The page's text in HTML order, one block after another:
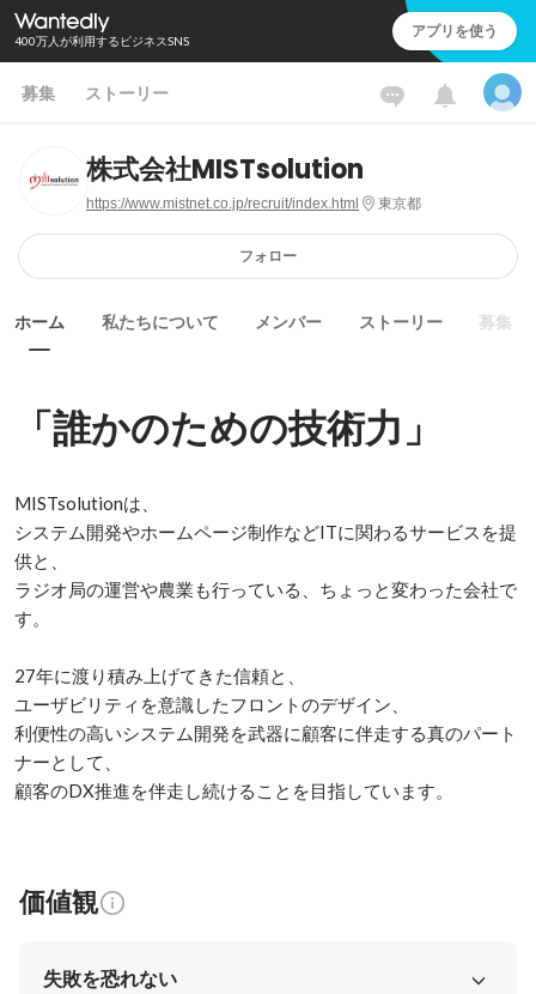
400万人が利用するビジネスSNS アプリを使う
募集 ストーリー
株式会社MISTsolution
https://www.mistnet.co.jp/recruit/index.html 東京都
フォロー
ホーム 私たちについて メンバー ストーリー 募集
「誰かのための技術力」
MISTsolutionは、
システム開発やホームページ制作などITに関わるサービスを提
供と、
ラジオ局の運営や農業も行っている、ちょっと変わった会社で
す。
27年に渡り積み上げてきた信頼と、
ユーザビリティを意識したフロントのデザイン、
利便性の高いシステム開発を武器に顧客に伴走する真のパート
ナーとして、
顧客のDX推進を伴走し続けることを目指しています。
価値観
失敗を恐れない